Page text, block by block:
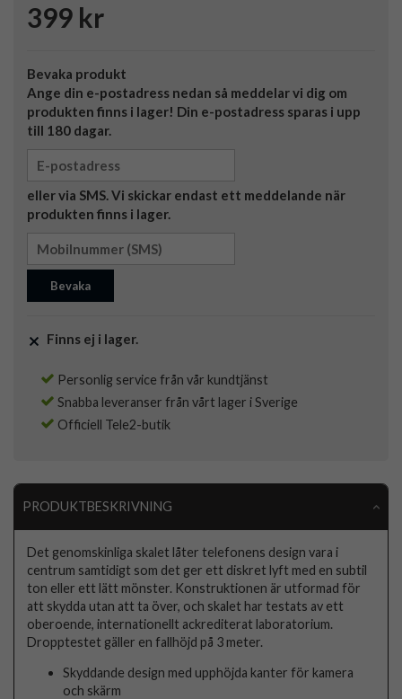
399 kr
Bevaka produkt
Ange din e-postadress nedan så meddelar vi dig om
produkten finns i lager! Din e-postadress sparas i upp
till 180 dagar.
eller via SMS. Vi skickar endast ett meddelande när
produkten finns i lager.
Bevaka
Finns ej i lager.
Personlig service från vår kundtjänst
Snabba leveranser från vårt lager i Sverige
Officiell Tele2-butik
PRODUKTBESKRIVNING
Det genomskinliga skalet låter telefonens design vara i
centrum samtidigt som det ger ett diskret lyft med en subtil
ton eller ett lätt mönster. Konstruktionen är utformad för
att skydda utan att ta över, och skalet har testats av ett
oberoende, internationellt ackrediterat laboratorium.
Dropptestet gäller en fallhöjd på 3 meter.
Skyddande design med upphöjda kanter för kamera
och skärm